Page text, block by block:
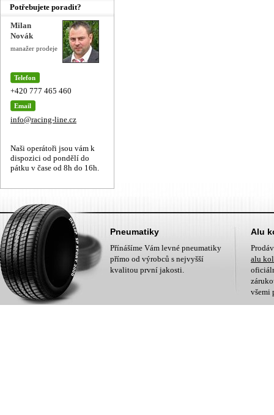
Potřebujete poradit?
Milan
Novák
manažer prodeje
Telefon
+420 777 465 460
Email
info@racing-line.cz
Naši operátoři jsou vám k
dispozici od pondělí do
pátku v čase od 8h do 16h.
Pneumatiky
Přínášíme Vám levné pneumatiky
přímo od výrobců s nejvyšší
kvalitou první jakosti.
Alu
alu
všemi